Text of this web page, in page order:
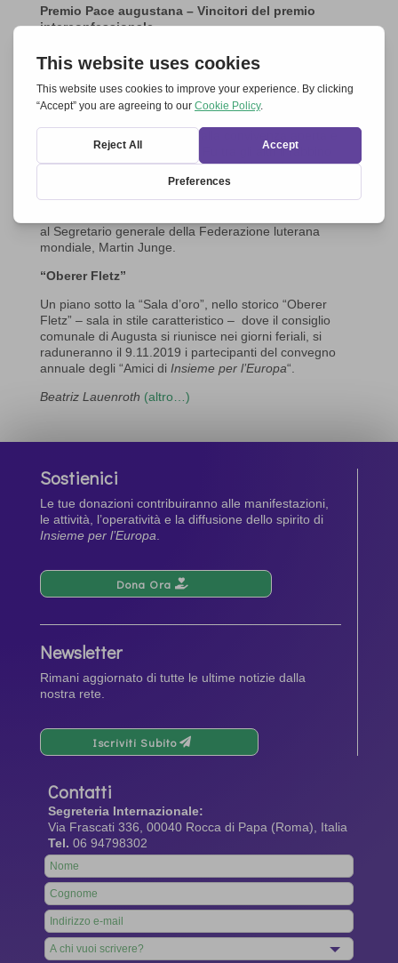
Premio Pace augustana – Vincitori del premio
interconfessionale
In questa sala Chiara Lubich
è stata insignita del Premio
per la Pace circa 30 anni fa, nel giorno della Festa della
Pace augustana, l’8 agosto 1988, per il suo impegno a
livello mondiale nel campo dell’ecumenismo.
dato un contributo singolare alla convivenza aperta e
pacifica di culture e religioni. Fu tra gli altri il rabbino
Levinson, papa Schenuda III della Chiesa Copta, l’ex-
presidente federale tedesco Richard von Weizsäcker e
l’ex capo di Stato dell’URSS, Mikhail Gorbachev. Nel
al Segretario generale della Federazione luterana
mondiale, Martin Junge.
“Oberer Fletz”
Un piano sotto la “Sala d’oro”, nello storico “Oberer
Fletz” – sala in stile caratteristico – dove il consiglio
comunale di Augusta si riunisce nei giorni feriali, si
raduneranno il 9.11.2019 i partecipanti del convegno
annuale degli “Amici di Insieme per l’Europa“.
Beatriz Lauenroth (altro…)
Sostienici
Le tue donazioni contribuiranno alle manifestazioni,
le attività, l’operatività e la diffusione dello spirito di
Insieme per l’Europa
Dona Ora
Newsletter
Rimani aggiornato di tutte le ultime notizie dalla
nostra rete.
Iscriviti Subito
Contatti
Segreteria Internazionale:
Via Frascati 336, 00040 Rocca di Papa (Roma), Italia
Tel. 06 94798302
Leave
this
field
blank